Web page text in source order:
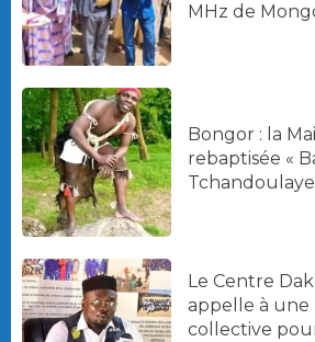
MHz de
Bongor : la
rebaptisée «
Le Centre
appelle à une
collective